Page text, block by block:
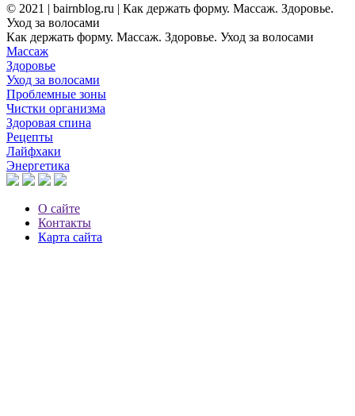
© 2021 | bairnblog.ru | Как держать форму. Массаж. Здоровье.
Уход за волосами
Как держать форму. Массаж. Здоровье. Уход за волосами
Массаж
Здоровье
Уход за волосами
Проблемные зоны
Чистки организма
Здоровая спина
Рецепты
Лайфхаки
Энергетика
О сайте
Контакты
Карта сайта